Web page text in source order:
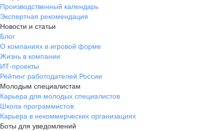
Производственный календарь
Экспертная рекомендация
Новости и статьи
Блог
О компаниях в игровой форме
Жизнь в компании
ИТ-проекты
Рейтинг работодателей России
Молодым специалистам
Карьера для молодых специалистов
Школа программистов
Карьера в некоммерческих организациях
Боты для уведомлений